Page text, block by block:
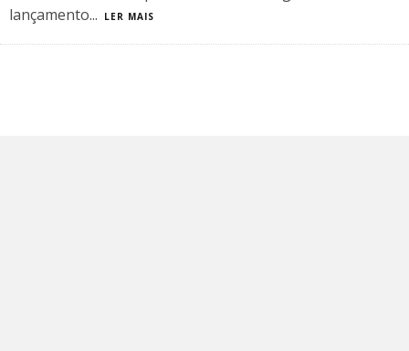
lançamento... LER MAIS